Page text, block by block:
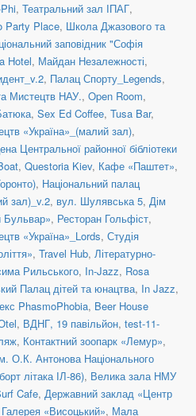
, Театральний зал ІПАГ,
Party Place, Школа Джазового та
заповідник "Софія
Hotel, Майдан Незалежності,
, Палац Спорту_Legends,
Мистецтв НАУ., Open Room,
, Sex Ed Coffee, Tusa Bar,
«Україна»_(малий зал),
Центральної районної бібліотеки
, Questoria Kiev, Кафе «Паштет»,
, Національний палац
зал)_v.2, вул. Шулявська 5, Дім
Бульвар», Ресторан Гольфіст,
«Україна»_Lords, Студія
, Travel Hub, Літературно-
Рильського, In-Jazz, Rosa
Палац дітей та юнацтва, In Jazz,
PhasmoPhobia, Beer House
, ВДНГ, 19 павільйон, test-11-
, Контактний зоопарк «Лемур»,
О.К. Антонова Національного
літака ІЛ-86), Велика зала НМУ
Cafe, Державний заклад «Центр
Галерея «Висоцький», Мала